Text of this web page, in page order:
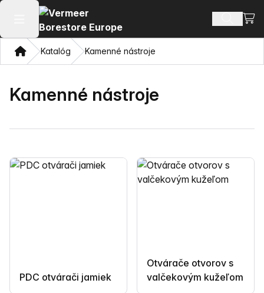
Otvoriť hlavné menu Hľadať
DomovKatalóg Kamenné nástroje
Kamenné nástroje
PDC otvárači jamiek
Otvárače otvorov s
valčekovým kužeľom